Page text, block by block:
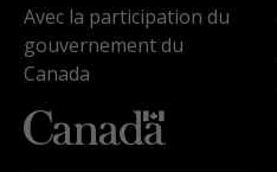
Avec la participation du
gouvernement du
Canada